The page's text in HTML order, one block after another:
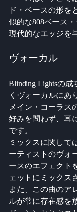
ド・ベースの形を
似的な808ベース・
現代的なエッジを
ヴォーカル
Blinding Lightsの成
くヴォーカルにあ
メイン・コーラス
好みを問わず、耳
です。
ミックスに関して
ーティストのヴォ
ースのエフェクト
ェットにミックス
また、この曲のア
ルが常に存在感を